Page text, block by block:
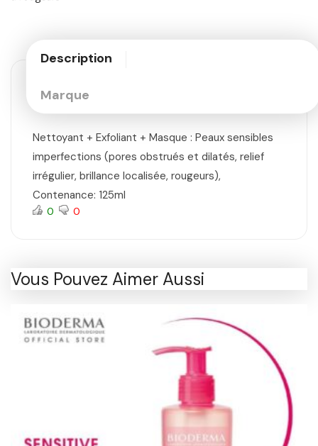
Description
Marque
Nettoyant + Exfoliant + Masque : Peaux sensibles
imperfections (pores obstrués et dilatés, relief
irrégulier, brillance localisée, rougeurs),
Contenance: 125ml
0 0
Vous Pouvez Aimer Aussi